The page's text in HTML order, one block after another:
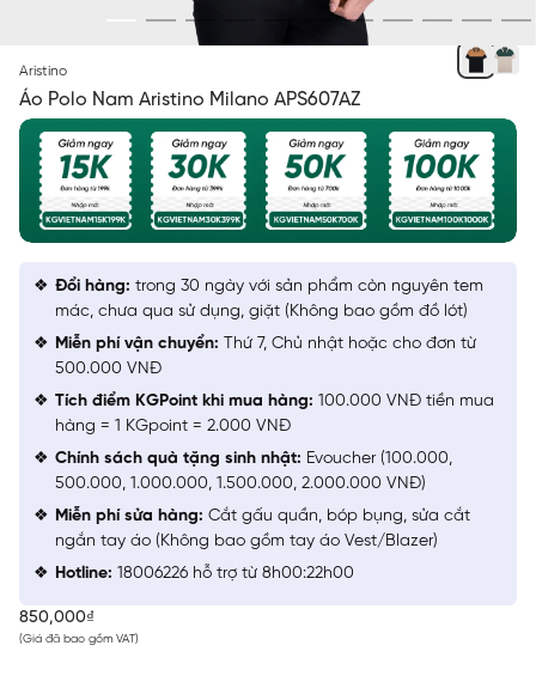
Aristino
Áo Polo Nam Aristino Milano APS607AZ
850,000₫
(Giá đã bao gồm VAT)
Đổi hàng: trong 30 ngày với sản phẩm còn nguyên tem
mác, chưa qua sử dụng, giặt (Không bao gồm đồ lót)
Miễn phí vận chuyển: Thứ 7, Chủ nhật hoặc cho đơn từ
500.000 VNĐ
Tích điểm KGPoint khi mua hàng: 100.000 VNĐ tiền mua
hàng = 1 KGpoint = 2.000 VNĐ
Chính sách quà tặng sinh nhật: Evoucher (100.000,
500.000, 1.000.000, 1.500.000, 2.000.000 VNĐ)
Miễn phí sửa hàng: Cắt gấu quần, bóp bụng, sửa cắt
ngắn tay áo (Không bao gồm tay áo Vest/Blazer)
Hotline: 18006226 hỗ trợ từ 8h00:22h00